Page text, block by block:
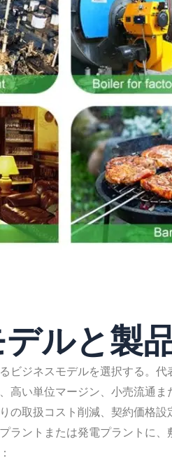
ルと製
ビジネスモデルを選択する。代
高い単位マージン、小売流通ま
の取扱コスト削減、契約価格設
ラントまたは発電プラントに